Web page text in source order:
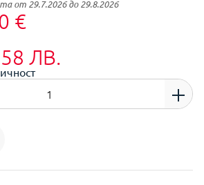
от 29.7.2026 до 29.8.2026
€
ЛВ.